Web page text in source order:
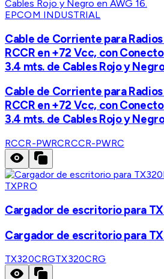
EPCOM INDUSTRIAL
Cable de Corriente para
RCCR en +72 Vcc, con
3.4 mts. de Cables Rojo y
Cable de Corriente para
RCCR en +72 Vcc, con
3.4 mts. de Cables Rojo y
RCCR-PWRCRCCR-PWRC
TXPRO
Cargador de escritorio para
Cargador de escritorio para
TX320CRGTX320CRG